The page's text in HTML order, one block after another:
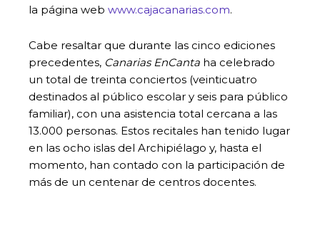
la página web www.cajacanarias.com.
Cabe resaltar que durante las cinco ediciones
precedentes, Canarias EnCanta ha celebrado
un total de treinta conciertos (veinticuatro
destinados al público escolar y seis para público
familiar), con una asistencia total cercana a las
13.000 personas. Estos recitales han tenido lugar
en las ocho islas del Archipiélago y, hasta el
momento, han contado con la participación de
más de un centenar de centros docentes.